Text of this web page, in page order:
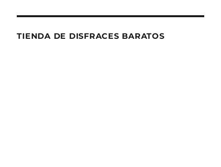
TIENDA DE DISFRACES BARATOS